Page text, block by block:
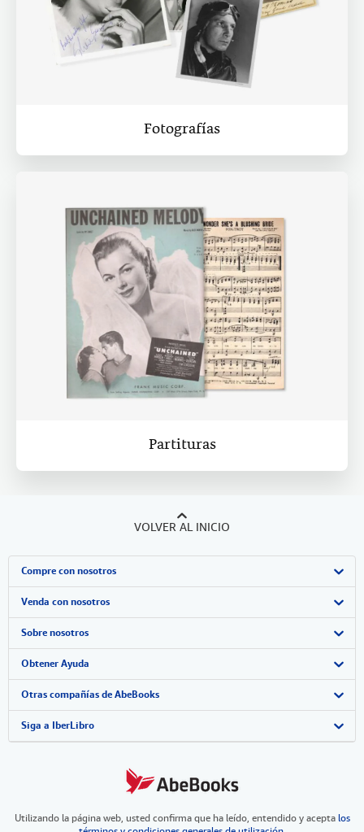
Fotografías
Partituras
VOLVER AL INICIO
Compre con nosotros
Búsqueda avanzada
Colecciones
Mi cuenta
Mis pedidos
Ver carrito
Venda con nosotros
Comenzar a vender
Únase a nuestro programa de afiliados
Recomiende un vendedor
Sobre nosotros
Sobre IberLibro
Medios
Empleo
Aviso de cookies
Obtener Ayuda
Preguntas frecuentes y guías
Atención al Cliente
Otras compañías de AbeBooks
AbeBooks.com
AbeBooks.fr
Siga a IberLibro
Utilizando la página web, usted confirma que ha leído, entendido y aceptalos